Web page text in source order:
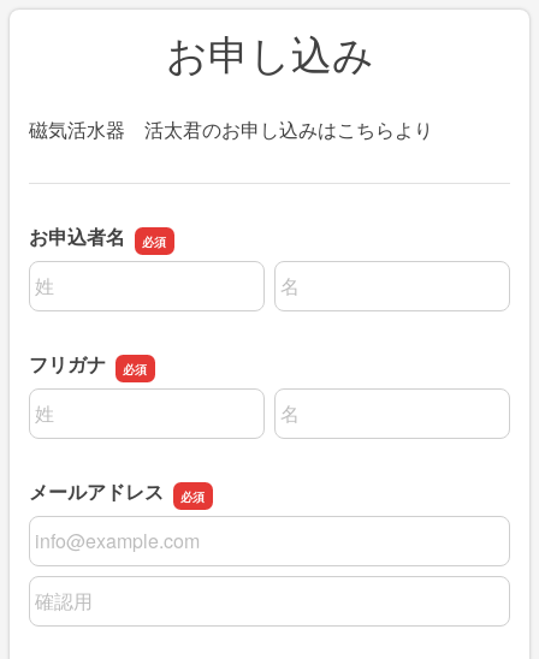
お申し込み
磁気活水器 活太君のお申し込みはこちらより
お申込者名
名前の姓
名前の名
フリガナ
名前の姓
名前の名
メールアドレス
メールアドレス
メールアドレスの確認用